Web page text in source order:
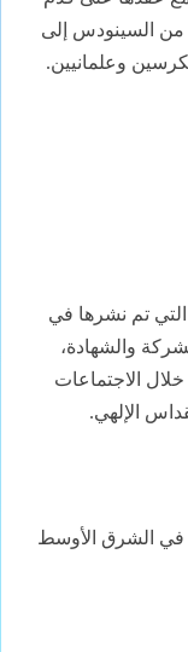
من السينودس إلى
وعلمانيين.
تم نشرها في
والشهادة،
الاجتماعات
الإلهي.
في الشرق الأوسط